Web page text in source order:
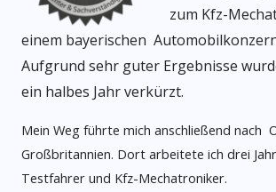
zum Kfz-
einem bayerischen
Aufgrund sehr guter Ergebnisse
ein halbes Jahr verkürzt.
Mein Weg führte mich anschließend nach
Großbritannien. Dort arbeitete ich drei
Testfahrer und Kfz-Mechatroniker.